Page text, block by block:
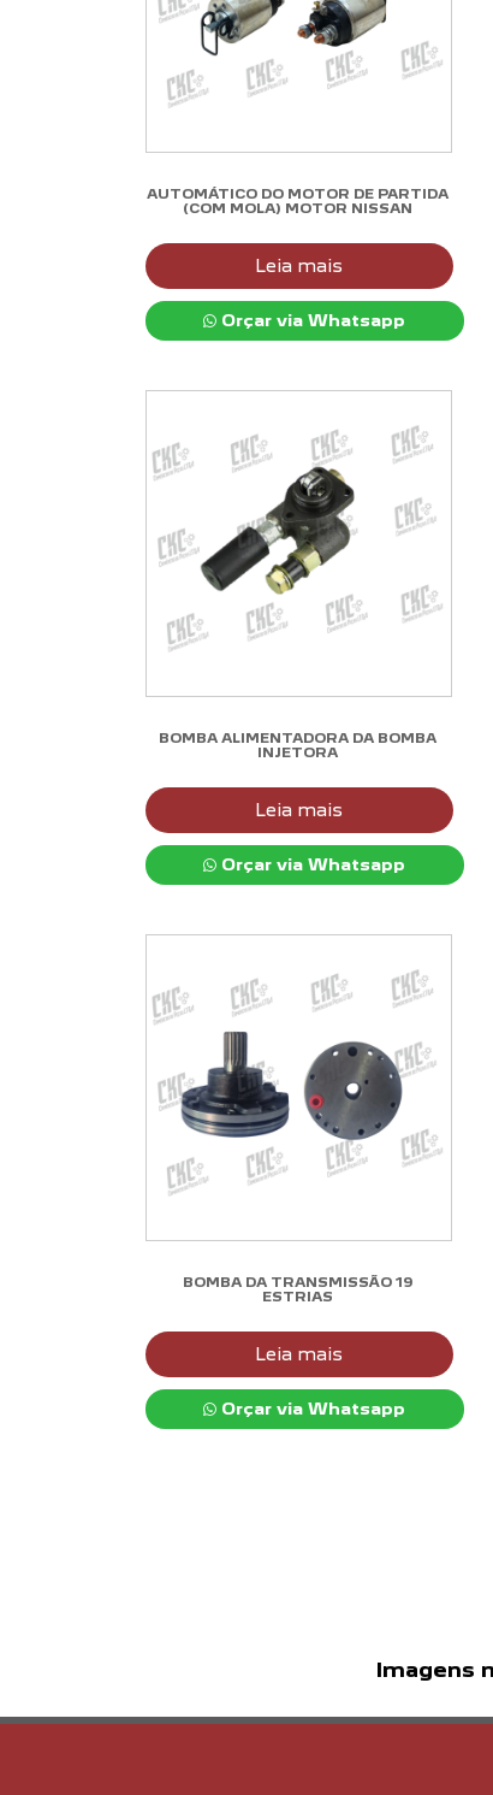
AUTOMÁTICO DO MOTOR DE PARTIDA
(COM MOLA) MOTOR NISSAN
Leia mais
Orçar via Whatsapp
BOMBA ALIMENTADORA DA BOMBA
INJETORA
Leia mais
Orçar via Whatsapp
BOMBA DA TRANSMISSÃO 19
ESTRIAS
Leia mais
Orçar via Whatsapp
Imagens